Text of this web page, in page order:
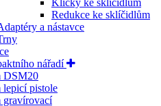
Kličky ke sklíčidlům
Redukce ke sklíčidlům
a nástavce
nářadí
DSM20
lepicí pistole
gravírovací